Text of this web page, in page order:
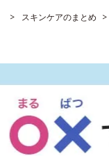
スキンケアのまとめ